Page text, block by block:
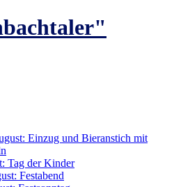
Einzug und Bieranstich mit
Tag der Kinder
Festabend